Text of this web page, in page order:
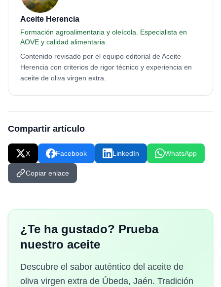
Aceite Herencia
Formación agroalimentaria y oleícola. Especialista en
AOVE y calidad alimentaria.
Contenido revisado por el equipo editorial de Aceite
Herencia con criterios de rigor técnico y experiencia en
aceite de oliva virgen extra.
Compartir artículo
X Facebook LinkedIn WhatsApp
Copiar enlace
¿Te ha gustado? Prueba
nuestro aceite
Descubre el sabor auténtico del aceite de
oliva virgen extra de Úbeda, Jaén. Tradición